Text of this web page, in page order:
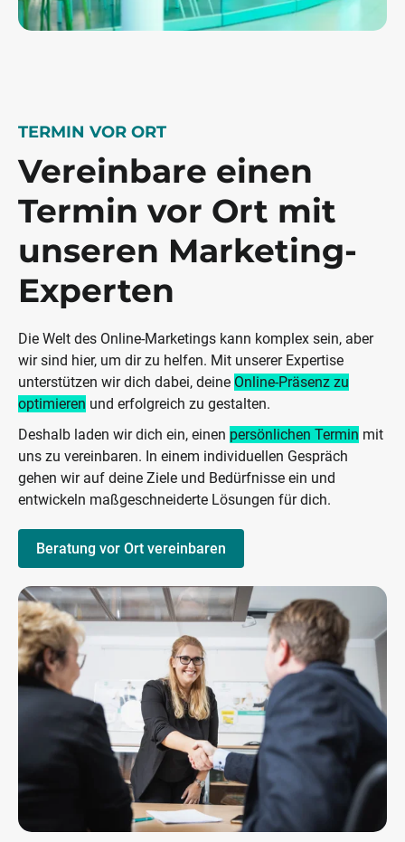
TERMIN VOR ORT
Vereinbare einen
Termin vor Ort mit
unseren Marketing-
Experten
Die Welt des Online-Marketings kann komplex sein, aber
wir sind hier, um dir zu helfen. Mit unserer Expertise
unterstützen wir dich dabei, deine Online-Präsenz zu
optimieren und erfolgreich zu gestalten.
Deshalb laden wir dich ein, einen persönlichen Termin mit
uns zu vereinbaren. In einem individuellen Gespräch
gehen wir auf deine Ziele und Bedürfnisse ein und
entwickeln maßgeschneiderte Lösungen für dich.
Beratung vor Ort vereinbaren